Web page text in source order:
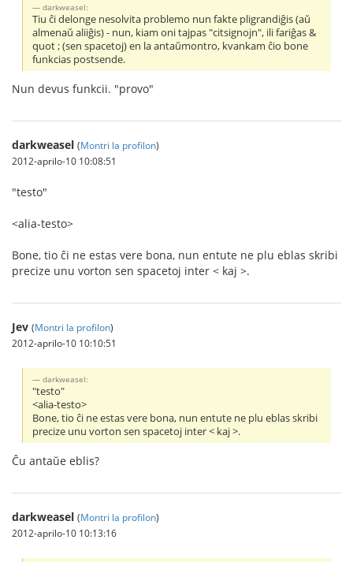
darkweasel:
Tiu ĉi delonge nesolvita problemo nun fakte pligrandiĝis (aŭ
almenaŭ aliiĝis) - nun, kiam oni tajpas "citsignojn", ili fariĝas &
quot ; (sen spacetoj) en la antaŭmontro, kvankam ĉio bone
funkcias postsende.
Nun devus funkcii. "provo"
darkweasel (Montri la profilon)
2012-aprilo-10 10:08:51
"testo"
<alia-testo>
Bone, tio ĉi ne estas vere bona, nun entute ne plu eblas skribi
precize unu vorton sen spacetoj inter < kaj >.
Jev (Montri la profilon)
2012-aprilo-10 10:10:51
darkweasel:
"testo"
<alia-testo>
Bone, tio ĉi ne estas vere bona, nun entute ne plu eblas skribi
precize unu vorton sen spacetoj inter < kaj >.
Ĉu antaŭe eblis?
darkweasel (Montri la profilon)
2012-aprilo-10 10:13:16